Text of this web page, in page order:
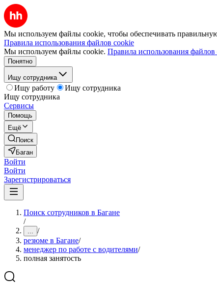
Мы используем файлы cookie, чтобы обеспечивать
Правила использования файлов cookie
Мы используем файлы cookie. Правила использования файлов
Понятно
Ищу сотрудника
Ищу работу
Ищу сотрудника
Ищу сотрудника
Сервисы
Помощь
Ещё
Поиск
Баган
Войти
Войти
Зарегистрироваться
Поиск сотрудников в Багане
/
... /
резюме в Багане/
менеджер по работе с водителями/
полная занятость